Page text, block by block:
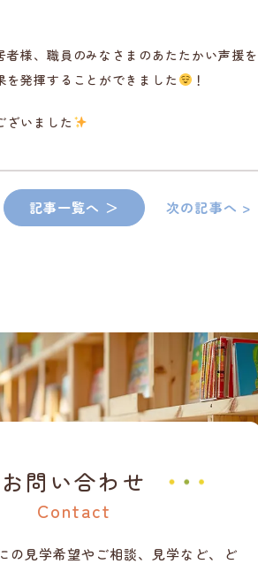
者様、職員のみなさまのあたたかい声援を
を発揮することができました
！
ざいました
記事一覧へ ＞ 次の記事へ >
お問い合わせ
Contact
の見学希望やご相談、見学など、ど